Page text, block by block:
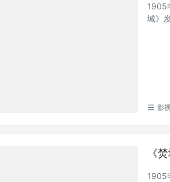
1905
城》
影
《
1905